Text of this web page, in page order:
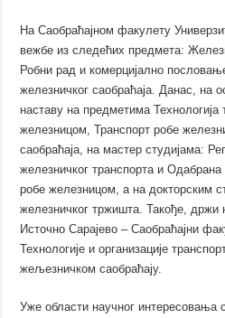
На Саобраћајном факулету
вежбе из следећих предмета:
Робни рад и комерцијално
железничког саобраћаја. Данас, на
наставу на предметима Технологија
железницом, Транспорт робе
саобраћаја, на мастер студијама:
железничког транспорта и
робе железницом, а на докторским
железничког тржишта. Такође, држи
Источно Сарајево – Саобраћајни
Технологије и организације
жељезничком саобраћају.
Уже области научног